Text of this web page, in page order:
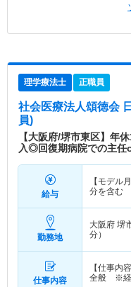
理学療法士 正職員
社会医療法人頌徳会
員)
【大阪府/堺市東区】年
入◎回復期病院での主任
給与
【モデル
分を含む
の場合の
勤務地
大阪府 堺
分）
仕事内容
【仕事内
全般 ※経